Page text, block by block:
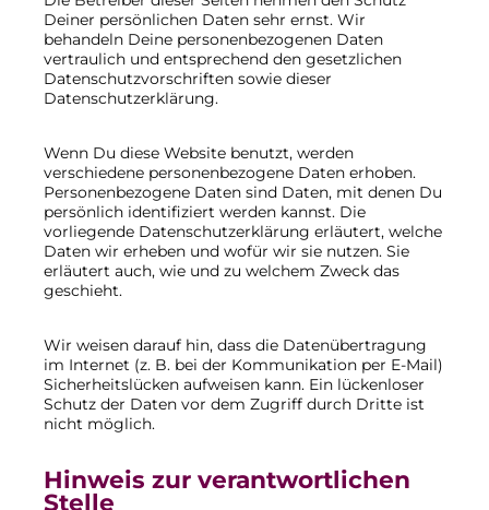
Deiner persönlichen Daten sehr ernst. Wir
behandeln Deine personenbezogenen Daten
vertraulich und entsprechend den gesetzlichen
Datenschutzvorschriften sowie dieser
Datenschutzerklärung.
Wenn Du diese Website benutzt, werden
verschiedene personenbezogene Daten erhoben.
Personenbezogene Daten sind Daten, mit denen Du
persönlich identifiziert werden kannst. Die
vorliegende Datenschutzerklärung erläutert, welche
Daten wir erheben und wofür wir sie nutzen. Sie
erläutert auch, wie und zu welchem Zweck das
geschieht.
Wir weisen darauf hin, dass die Datenübertragung
im Internet (z. B. bei der Kommunikation per E-Mail)
Sicherheitslücken aufweisen kann. Ein lückenloser
Schutz der Daten vor dem Zugriff durch Dritte ist
nicht möglich.
Hinweis zur verantwortlichen
Stelle